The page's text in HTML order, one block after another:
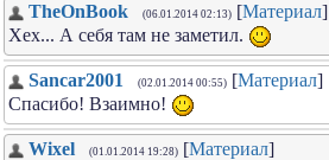
TheOnBook
(06.01.2014 02:13) [Материал]
Хех... А себя там не заметил.
Sancar2001 (02.01.2014 00:55) [Материал]
Спасибо! Взаимно!
Wixel (01.01.2014 19:28) [Материал]